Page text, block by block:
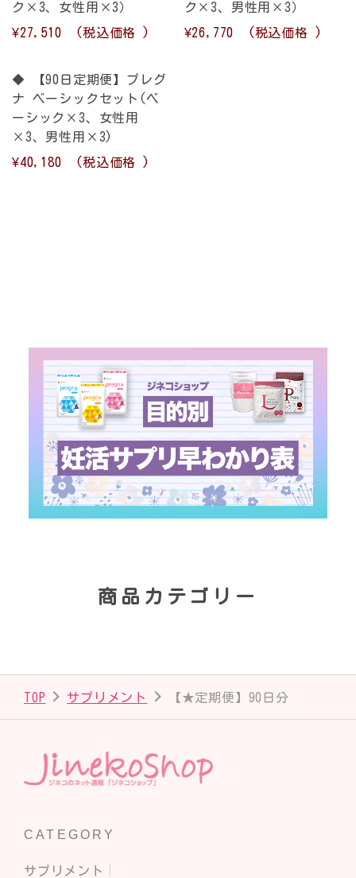
ク×3、女性用×3）
¥27,510
(税込価格 )
ク×3、男性用×3）
¥26,770
(税込価格 )
◆ 【90日定期便】プレグ
ナ ベーシックセット(ベ
ーシック×3、女性用
×3、男性用×3)
¥40,180
(税込価格 )
商品カテゴリー
TOP サプリメント 【★定期便】90日分
CATEGORY
サプリメント